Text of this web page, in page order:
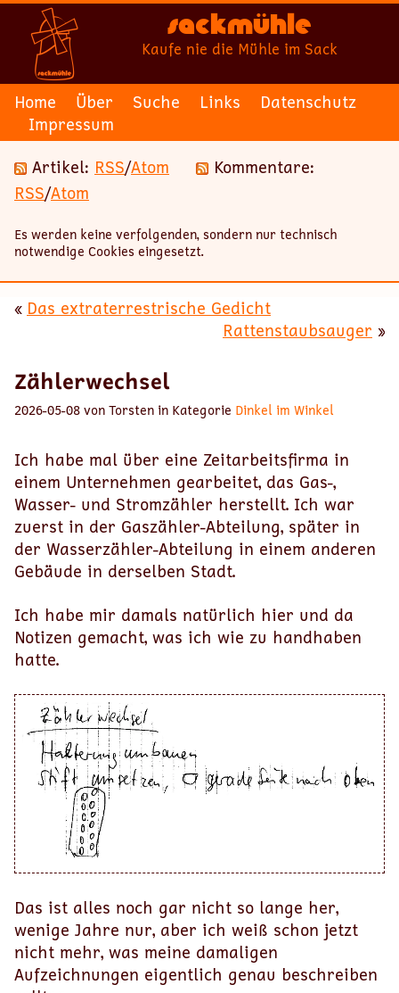
Sackmühle
Kaufe nie die Mühle im Sack
Home Über Suche Links
Datenschutz
Impressum
Artikel: RSS/Atom
Kommentare:
RSS/Atom
Es werden keine verfolgenden, sondern nur technisch
notwendige Cookies eingesetzt.
« Das extraterrestrische Gedicht
Rattenstaubsauger »
Zählerwechsel
2026-05-08 von Torsten in Kategorie Dinkel im Winkel
Ich habe mal über eine Zeitarbeitsfirma in
einem Unternehmen gearbeitet, das Gas-,
Wasser- und Stromzähler herstellt. Ich war
zuerst in der Gaszähler-Abteilung, später in
der Wasserzähler-Abteilung in einem anderen
Gebäude in derselben Stadt.
Ich habe mir damals natürlich hier und da
Notizen gemacht, was ich wie zu handhaben
hatte.
Das ist alles noch gar nicht so lange her,
wenige Jahre nur, aber ich weiß schon jetzt
nicht mehr, was meine damaligen
Aufzeichnungen eigentlich genau beschreiben